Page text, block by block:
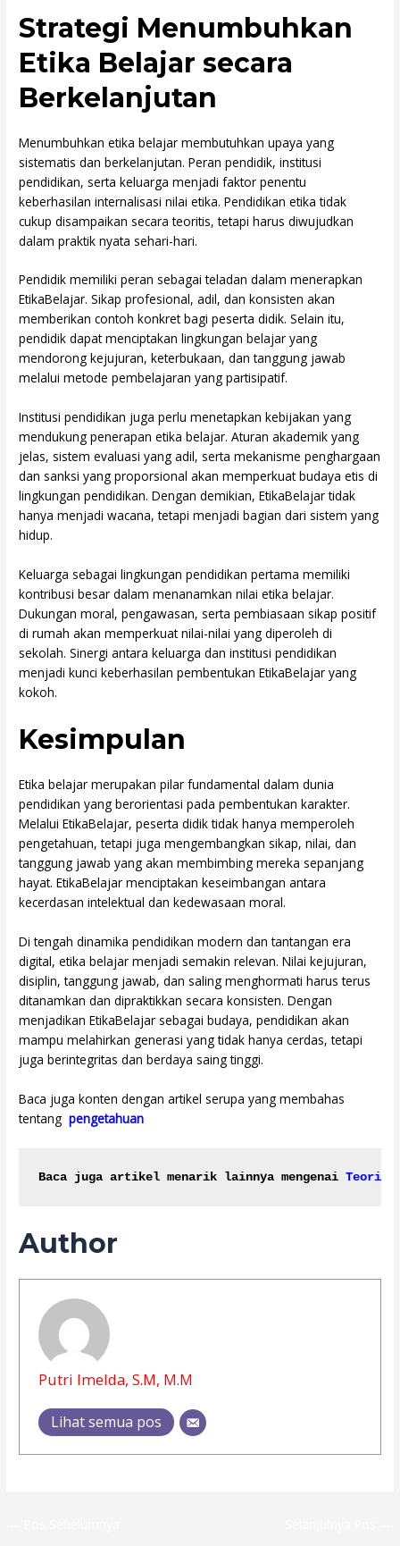
Strategi Menumbuhkan
Etika Belajar secara
Berkelanjutan
Menumbuhkan etika belajar membutuhkan upaya yang
sistematis dan berkelanjutan. Peran pendidik, institusi
pendidikan, serta keluarga menjadi faktor penentu
keberhasilan internalisasi nilai etika. Pendidikan etika tidak
cukup disampaikan secara teoritis, tetapi harus diwujudkan
dalam praktik nyata sehari-hari.
Pendidik memiliki peran sebagai teladan dalam menerapkan
EtikaBelajar. Sikap profesional, adil, dan konsisten akan
memberikan contoh konkret bagi peserta didik. Selain itu,
pendidik dapat menciptakan lingkungan belajar yang
mendorong kejujuran, keterbukaan, dan tanggung jawab
melalui metode pembelajaran yang partisipatif.
Institusi pendidikan juga perlu menetapkan kebijakan yang
mendukung penerapan etika belajar. Aturan akademik yang
jelas, sistem evaluasi yang adil, serta mekanisme penghargaan
dan sanksi yang proporsional akan memperkuat budaya etis di
lingkungan pendidikan. Dengan demikian, EtikaBelajar tidak
hanya menjadi wacana, tetapi menjadi bagian dari sistem yang
hidup.
Keluarga sebagai lingkungan pendidikan pertama memiliki
kontribusi besar dalam menanamkan nilai etika belajar.
Dukungan moral, pengawasan, serta pembiasaan sikap positif
di rumah akan memperkuat nilai-nilai yang diperoleh di
sekolah. Sinergi antara keluarga dan institusi pendidikan
menjadi kunci keberhasilan pembentukan EtikaBelajar yang
kokoh.
Kesimpulan
Etika belajar merupakan pilar fundamental dalam dunia
pendidikan yang berorientasi pada pembentukan karakter.
Melalui EtikaBelajar, peserta didik tidak hanya memperoleh
pengetahuan, tetapi juga mengembangkan sikap, nilai, dan
tanggung jawab yang akan membimbing mereka sepanjang
hayat. EtikaBelajar menciptakan keseimbangan antara
kecerdasan intelektual dan kedewasaan moral.
Di tengah dinamika pendidikan modern dan tantangan era
digital, etika belajar menjadi semakin relevan. Nilai kejujuran,
disiplin, tanggung jawab, dan saling menghormati harus terus
ditanamkan dan dipraktikkan secara konsisten. Dengan
menjadikan EtikaBelajar sebagai budaya, pendidikan akan
mampu melahirkan generasi yang tidak hanya cerdas, tetapi
juga berintegritas dan berdaya saing tinggi.
Baca juga konten dengan artikel serupa yang membahas
tentang pengetahuan
Baca juga artikel menarik lainnya mengenai Teori
Author
Putri Imelda, S.M, M.M
Lihat semua pos